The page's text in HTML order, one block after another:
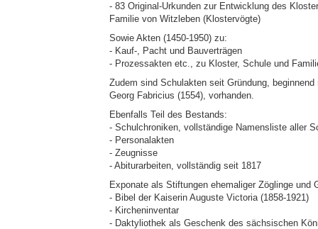
- 83 Original-Urkunden zur Entwicklung des
Familie von Witzleben (Klostervögte)
Sowie Akten (1450-1950) zu:
- Kauf-, Pacht und Bauverträgen
- Prozessakten etc., zu Kloster, Schule und
Zudem sind Schulakten seit Gründung,
Georg Fabricius (1554), vorhanden.
Ebenfalls Teil des Bestands:
- Schulchroniken, vollständige Namensliste aller
- Personalakten
- Zeugnisse
- Abiturarbeiten, vollständig seit 1817
Exponate als Stiftungen ehemaliger Zöglinge und
- Bibel der Kaiserin Auguste Victoria (1858-1921)
- Kircheninventar
- Daktyliothek als Geschenk des sächsischen